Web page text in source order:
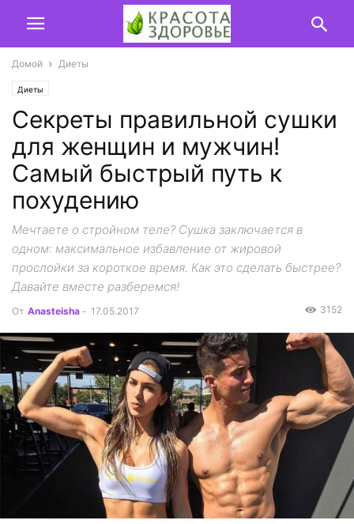
Домой Диеты
Диеты
Секреты правильной сушки
для женщин и мужчин!
Самый быстрый путь к
похудению
Мечтаете о стройном теле? Сушка заключается в
одном: максимальное избавление от жировой
прослойки за короткое время. Как это сделать быстрее?
Давайте вместе разберемся!
От Anasteisha - 17.05.2017 3152